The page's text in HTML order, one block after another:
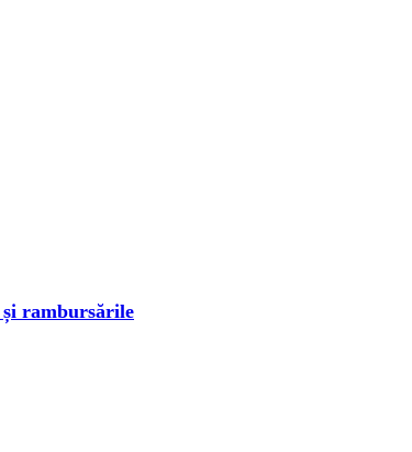
rambursările